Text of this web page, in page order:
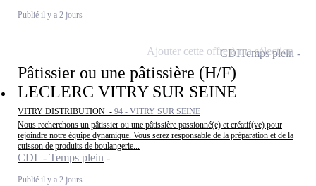
Publié il y a 2 jours
Pâtissier ou une pâtissière (H/F)
LECLERC VITRY SUR SEINE
VITRY DISTRIBUTION - 94 - VITRY SUR SEINE
Nous recherchons un pâtissier ou une pâtissière passionné(e) et créatif(ve) pour
rejoindre notre équipe dynamique. Vous serez responsable de la préparation et de la
cuisson de produits de boulangerie...
CDI - Temps plein
Publié il y a 2 jours
CDITemps plein
Ajouter cette offre à ma sélection